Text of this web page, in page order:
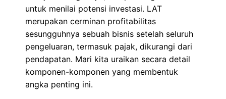
untuk menilai potensi investasi. LAT
merupakan cerminan profitabilitas
sesungguhnya sebuah bisnis setelah seluruh
pengeluaran, termasuk pajak, dikurangi dari
pendapatan. Mari kita uraikan secara detail
komponen-komponen yang membentuk
angka penting ini.